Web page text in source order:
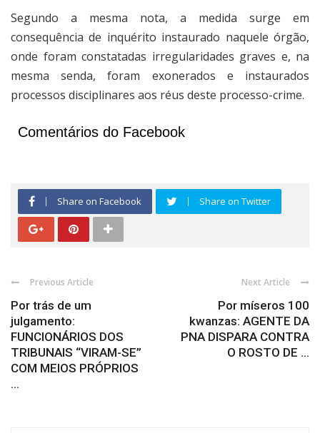
Segundo a mesma nota, a medida surge em
consequência de inquérito instaurado naquele órgão,
onde foram constatadas irregularidades graves e, na
mesma senda, foram exonerados e instaurados
processos disciplinares aos réus deste processo-crime.
Comentários do Facebook
Share on Facebook Share on Twitter
Previous Article
Por trás de um
julgamento:
FUNCIONÁRIOS DOS
TRIBUNAIS “VIRAM-SE”
COM MEIOS PRÓPRIOS
...
Next Article
Por míseros 100
kwanzas: AGENTE DA
PNA DISPARA CONTRA
O ROSTO DE ...